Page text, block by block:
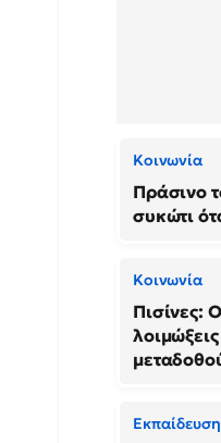
Κοινωνία
Πράσινο
συκώτι
Κοινωνία
Πισίνες:
Εκπαίδευση